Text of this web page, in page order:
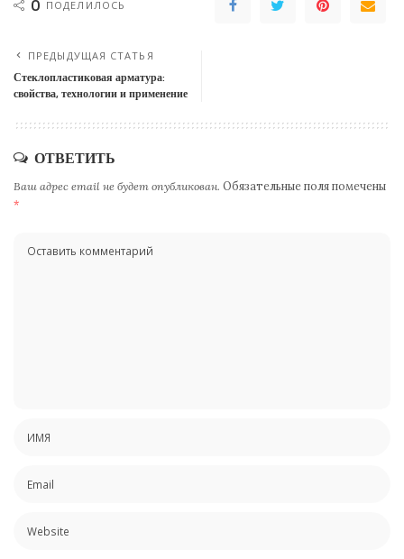
ПОДЕЛИЛОСЬ
ПРЕДЫДУЩАЯ СТАТЬЯ
Стеклопластиковая арматура:
свойства, технологии и применение
ОТВЕТИТЬ
Ваш адрес email не будет опубликован. Обязательные поля помечены
*